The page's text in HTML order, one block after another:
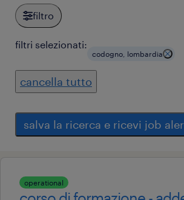
filtro
filtri selezionati:
codogno, lombardia
cancella tutto
salva la ricerca e ricevi job
operational